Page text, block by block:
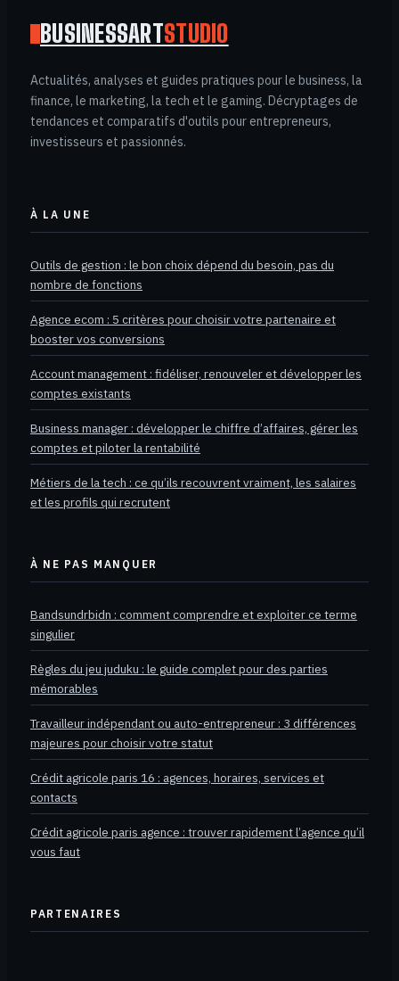
BUSINESSARTSTUDIO
Actualités, analyses et guides pratiques pour le business, la
finance, le marketing, la tech et le gaming. Décryptages de
tendances et comparatifs d'outils pour entrepreneurs,
investisseurs et passionnés.
À LA UNE
Outils de gestion : le bon choix dépend du besoin, pas du
nombre de fonctions
Agence ecom : 5 critères pour choisir votre partenaire et
booster vos conversions
Account management : fidéliser, renouveler et développer les
comptes existants
Business manager : développer le chiffre d’affaires, gérer les
comptes et piloter la rentabilité
Métiers de la tech : ce qu’ils recouvrent vraiment, les salaires
et les profils qui recrutent
À NE PAS MANQUER
Bandsundrbidn : comment comprendre et exploiter ce terme
singulier
Règles du jeu juduku : le guide complet pour des parties
mémorables
Travailleur indépendant ou auto-entrepreneur : 3 différences
majeures pour choisir votre statut
Crédit agricole paris 16 : agences, horaires, services et
contacts
Crédit agricole paris agence : trouver rapidement l’agence qu’il
vous faut
PARTENAIRES